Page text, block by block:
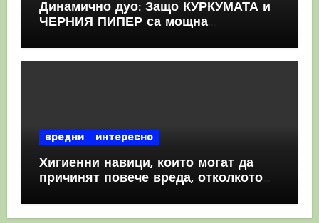
Динамично дуо: Защо КУРКУМАТА и
ЧЕРНИЯ ПИПЕР са мощна
вредни интересно
Хигиенни навици, които могат да
причинят повече вреда, отколкото